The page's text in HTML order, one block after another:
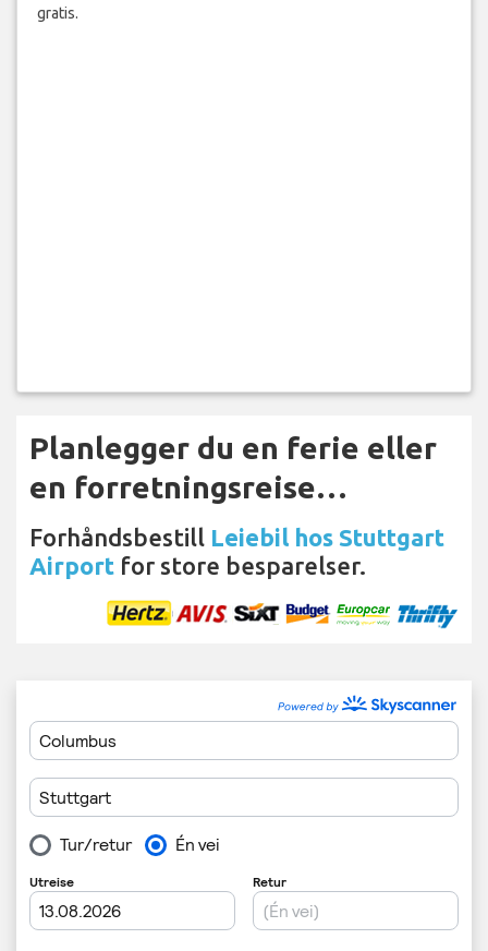
gratis.
Planlegger du en ferie eller
en forretningsreise…
Forhåndsbestill Leiebil hos Stuttgart
Airport for store besparelser.